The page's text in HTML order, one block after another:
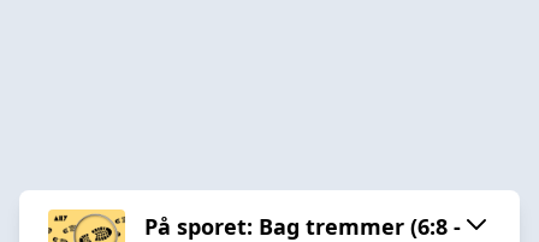
På sporet: Bag tremmer (6:8 -